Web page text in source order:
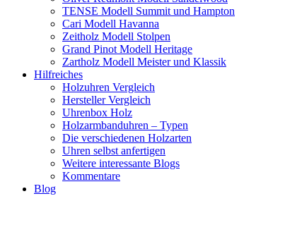
TENSE Modell Summit und Hampton
Cari Modell Havanna
Zeitholz Modell Stolpen
Grand Pinot Modell Heritage
Zartholz Modell Meister und Klassik
Hilfreiches
Holzuhren Vergleich
Hersteller Vergleich
Uhrenbox Holz
Holzarmbanduhren – Typen
Die verschiedenen Holzarten
Uhren selbst anfertigen
Weitere interessante Blogs
Kommentare
Blog